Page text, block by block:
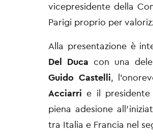
vicepresidente della
Parigi proprio per
Alla presentazione è
Del Duca con una
Guido Castelli,
Acciarri e il
piena adesione
tra Italia e Francia nel